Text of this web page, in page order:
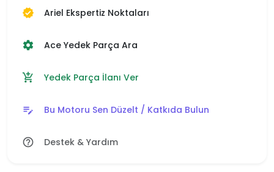
verified Ariel Ekspertiz Noktaları
settings Ace Yedek Parça Ara
add_shopping_cart Yedek Parça İlanı Ver
edit_note Bu Motoru Sen Düzelt / Katkıda Bulun
help_outline Destek & Yardım